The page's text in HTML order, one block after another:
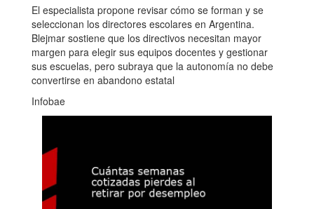
El especialista propone revisar cómo se forman y se
seleccionan los directores escolares en Argentina.
Blejmar sostiene que los directivos necesitan mayor
margen para elegir sus equipos docentes y gestionar
sus escuelas, pero subraya que la autonomía no debe
convertirse en abandono estatal
Infobae